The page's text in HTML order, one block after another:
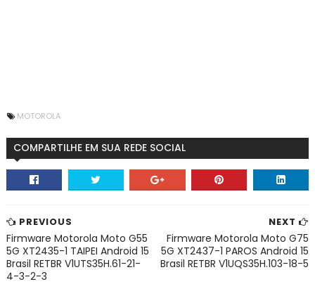
MOTOROLA
COMPARTILHE EM SUA REDE SOCIAL
NEXT
Firmware Motorola Moto G75
5G XT2437-1 PAROS Android 15
Brasil RETBR V1UQS35H.103-18-5
PREVIOUS
Firmware Motorola Moto G55
5G XT2435-1 TAIPEI Android 15
Brasil RETBR V1UTS35H.61-21-
4-3-2-3